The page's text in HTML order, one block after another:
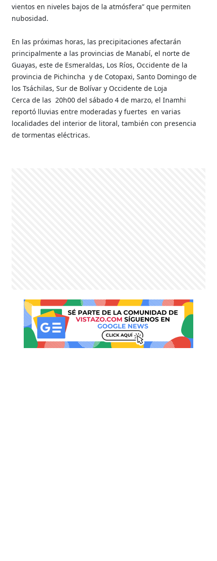
vientos en niveles bajos de la atmósfera” que permiten
nubosidad.
En las próximas horas, las precipitaciones afectarán
principalmente a las provincias de Manabí, el norte de
Guayas, este de Esmeraldas, Los Ríos, Occidente de la
provincia de Pichincha y de Cotopaxi, Santo Domingo de
los Tsáchilas, Sur de Bolívar y Occidente de Loja
Cerca de las 20h00 del sábado 4 de marzo, el Inamhi
reportó lluvias entre moderadas y fuertes en varias
localidades del interior de litoral, también con presencia
de tormentas eléctricas.